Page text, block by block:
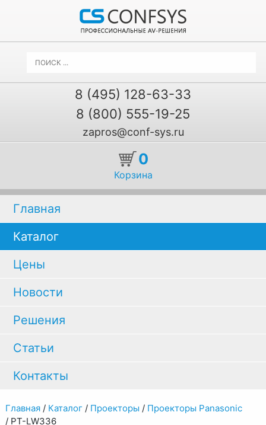
8 (495) 128-63-33
8 (800) 555-19-25
zapros@conf-sys.ru
0
Корзина
Главная
Каталог
Цены
Новости
Решения
Статьи
Контакты
Главная/ Каталог/ Проекторы / Проекторы Panasonic
/ PT-LW336